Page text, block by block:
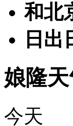
和北
日出
娘隆
今天